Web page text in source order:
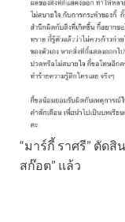
“มาร์กี้ ราศรี” ตัดสิ
สก๊อต” แล้ว